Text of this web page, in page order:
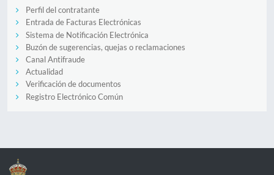
Perfil del contratante
Entrada de Facturas Electrónicas
Sistema de Notificación Electrónica
Buzón de sugerencias, quejas o reclamaciones
Canal Antifraude
Actualidad
Verificación de documentos
Registro Electrónico Común